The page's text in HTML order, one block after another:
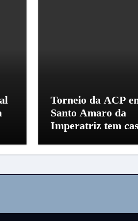
Torneio da ACP
Santo Amaro da
Imperatriz tem